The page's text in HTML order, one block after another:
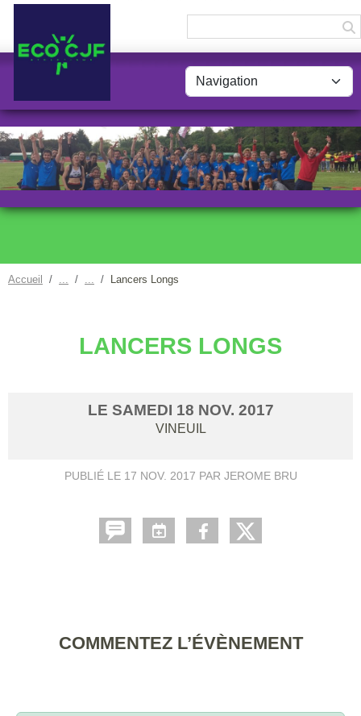
Accueil Lancers Longs
LANCERS LONGS
LE SAMEDI 18 NOV. 2017
VINEUIL
PUBLIÉ LE 17 NOV. 2017 PAR JEROME BRU
COMMENTEZ L’ÉVÈNEMENT